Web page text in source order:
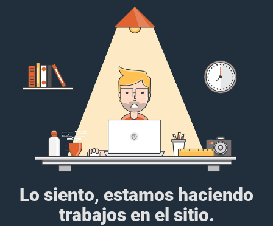
Lo siento, estamos haciendo
trabajos en el sitio.